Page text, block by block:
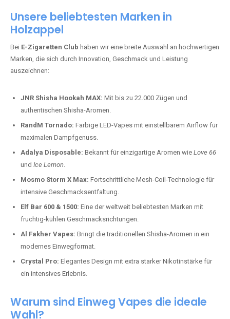
Unsere beliebtesten Marken in
Holzappel
Bei E-Zigaretten Club haben wir eine breite Auswahl an hochwertigen
Marken, die sich durch Innovation, Geschmack und Leistung
auszeichnen:
JNR Shisha Hookah MAX: Mit bis zu 22.000 Zügen und
authentischen Shisha-Aromen.
RandM Tornado: Farbige LED-Vapes mit einstellbarem Airflow für
maximalen Dampfgenuss.
Adalya Disposable: Bekannt für einzigartige Aromen wie Love 66
und Ice Lemon.
Mosmo Storm X Max: Fortschrittliche Mesh-Coil-Technologie für
intensive Geschmacksentfaltung.
Elf Bar 600 & 1500: Eine der weltweit beliebtesten Marken mit
fruchtig-kühlen Geschmacksrichtungen.
Al Fakher Vapes: Bringt die traditionellen Shisha-Aromen in ein
modernes Einwegformat.
Crystal Pro: Elegantes Design mit extra starker Nikotinstärke für
ein intensives Erlebnis.
Warum sind Einweg Vapes die ideale
Wahl?